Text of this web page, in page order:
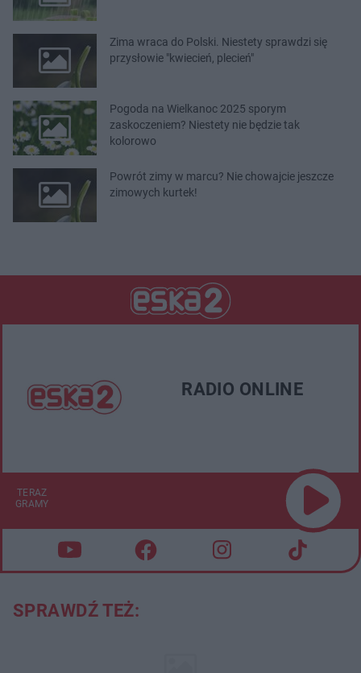
Zima wraca do Polski. Niestety sprawdzi się
przysłowie "kwiecień, plecień"
Pogoda na Wielkanoc 2025 sporym
zaskoczeniem? Niestety nie będzie tak
kolorowo
Powrót zimy w marcu? Nie chowajcie jeszcze
zimowych kurtek!
RADIO ONLINE
TERAZ
GRAMY
SPRAWDŹ TEŻ: